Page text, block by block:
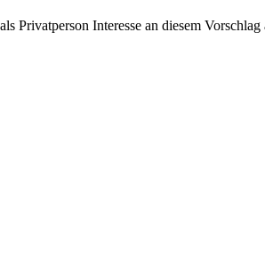
Privatperson Interesse an diesem